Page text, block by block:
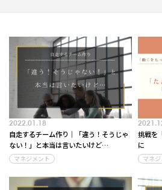
2022.01.18
自走するチーム作り｜「違う！そうじゃ
ない！」と本当は言いたいけど…
マネジメント
挑戦を
に
マネ